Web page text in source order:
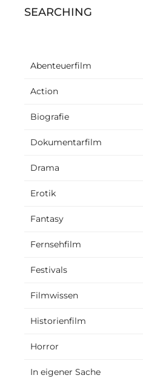
SEARCHING
Abenteuerfilm
Action
Biografie
Dokumentarfilm
Drama
Erotik
Fantasy
Fernsehfilm
Festivals
Filmwissen
Historienfilm
Horror
In eigener Sache